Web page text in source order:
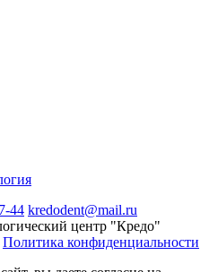
44 kredodent@mail.ru
центр "Кредо"
Политика конфиденциальности